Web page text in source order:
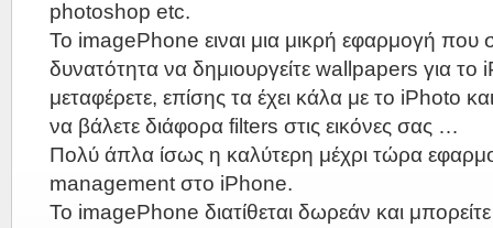
photoshop etc.
To imagePhone ειναι μια μικρή εφαρμογή που
δυνατότητα να δημιουργείτε wallpapers για το
μεταφέρετε, επίσης τα έχει κάλα με το iPhoto
να βάλετε διάφορα filters στις εικόνες σας …
Πολύ άπλα ίσως η καλύτερη μέχρι τώρα
management στο iPhone.
To imagePhone διατίθεται δωρεάν και